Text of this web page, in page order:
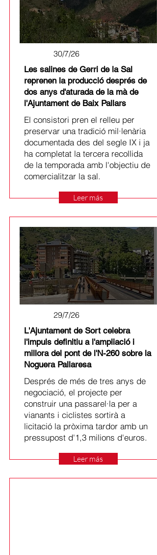
30/7/26
Les salines de Gerri de la Sal
reprenen la producció després de
dos anys d'aturada de la mà de
l'Ajuntament de Baix Pallars
El consistori pren el relleu per
preservar una tradició mil·lenària
documentada des del segle IX i ja
ha completat la tercera recollida
de la temporada amb l'objectiu de
comercialitzar la sal.
Leer más
29/7/26
L'Ajuntament de Sort celebra
l'impuls definitiu a l'ampliació i
millora del pont de l'N-260 sobre la
Noguera Pallaresa
Després de més de tres anys de
negociació, el projecte per
construir una passarel·la per a
vianants i ciclistes sortirà a
licitació la pròxima tardor amb un
pressupost d'1,3 milions d'euros.
Leer más